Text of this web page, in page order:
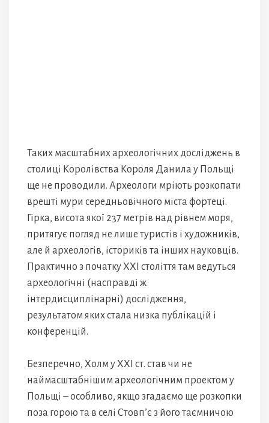
Таких масштабних археологічних досліджень в
столиці Королівства Короля Данила у Польщі
ще не проводили. Археологи мріють розкопати
врешті мури середньовічного міста фортеці.
Гірка, висота якої 237 метрів над рівнем моря,
притягує погляд не лише туристів і художників,
але й археологів, істориків та інших науковців.
Практично з початку ХХІ століття там ведуться
археологічні (насправді ж
інтердисциплінарні) дослідження,
результатом яких стала низка публікацій і
конференцій.
Безперечно, Холм у ХХІ ст. став чи не
наймасштабнішим археологічним проектом у
Польщі – особливо, якщо згадаємо ще розкопки
поза горою та в селі Стовп’є з його таємничою